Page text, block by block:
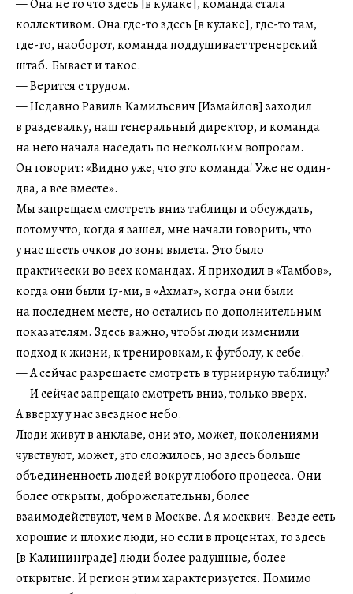
— Она не то что здесь [в кулаке], команда стала
коллективом. Она где-то здесь [в кулаке], где-то там,
где-то, наоборот, команда поддушивает тренерский
штаб. Бывает и такое.
— Верится с трудом.
— Недавно Равиль Камильевич [Измайлов] заходил
в раздевалку, наш генеральный директор, и команда
на него начала наседать по нескольким вопросам.
Он говорит: «Видно уже, что это команда! Уже не один-
два, а все вместе».
Мы запрещаем смотреть вниз таблицы и обсуждать,
потому что, когда я зашел, мне начали говорить, что
у нас шесть очков до зоны вылета. Это было
практически во всех командах. Я приходил в «Тамбов»,
когда они были 17-ми, в «Ахмат», когда они были
на последнем месте, но остались по дополнительным
показателям. Здесь важно, чтобы люди изменили
подход к жизни, к тренировкам, к футболу, к себе.
— А сейчас разрешаете смотреть в турнирную таблицу?
— И сейчас запрещаю смотреть вниз, только вверх.
А вверху у нас звездное небо.
Люди живут в анклаве, они это, может, поколениями
чувствуют, может, это сложилось, но здесь больше
объединенность людей вокруг любого процесса. Они
более открыты, доброжелательны, более
взаимодействуют, чем в Москве. А я москвич. Везде есть
хорошие и плохие люди, но если в процентах, то здесь
[в Калининграде] люди более радушные, более
открытые. И регион этим характеризуется. Помимо